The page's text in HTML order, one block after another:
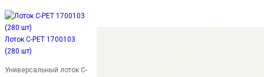
Лоток C-PET 1700103
(280 шт)
Универсальный лоток C-